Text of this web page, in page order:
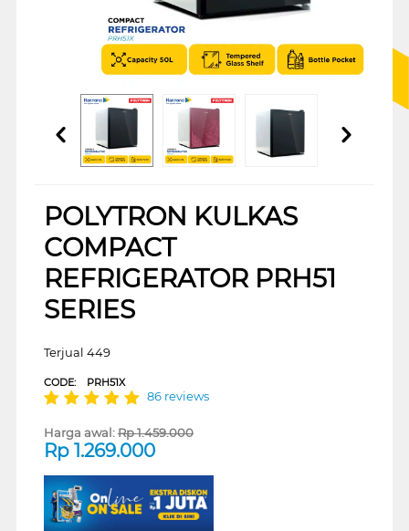
POLYTRON KULKAS
COMPACT
REFRIGERATOR PRH51
SERIES
Terjual 449
CODE: PRH51X
86 reviews
Harga awal:Rp1.459.000
Rp 1.269.000